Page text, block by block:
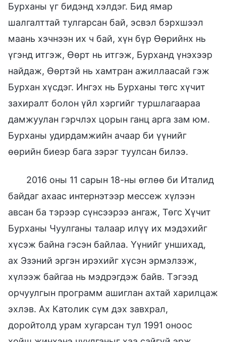
Бурханы үг бидэнд хэлдэг. Бид ямар
шалгалттай тулгарсан бай, эсвэл бэрхшээл
маань хэчнээн их ч бай, хүн бүр Өөрийнх нь
үгэнд итгэж, Өөрт нь итгэж, Бурханд үнэхээр
найдаж, Өөртэй нь хамтран ажиллаасай гэж
Бурхан хүсдэг. Ингэх нь Бурханы төгс хүчит
захиралт болон үйл хэргийг туршлагаараа
дамжуулан гэрчлэх цорын ганц арга зам юм.
Бурханы удирдамжийн ачаар би үүнийг
өөрийн биеэр бага зэрэг туулсан билээ.
2016 оны 11 сарын 18-ны өглөө би Италид
байдаг ахаас интернэтээр мессеж хүлээн
авсан ба тэрээр сүнсээрээ ангаж, Төгс Хүчит
Бурханы Чуулганы талаар илүү их мэдэхийг
хүсэж байна гэсэн байлаа. Үүнийг уншихад,
ах Эзэний эргэн ирэхийг хүсэн эрмэлзэж,
хүлээж байгаа нь мэдрэгдэж байв. Тэгээд
орчуулгын программ ашиглан ахтай харилцаж
эхлэв. Ах Католик сүм дэх завхрал,
доройтолд урам хугарсан тул 1991 оноос